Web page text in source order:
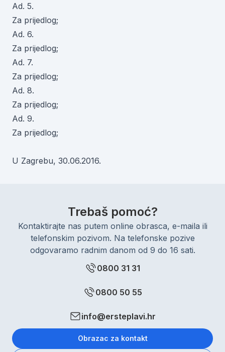
Ad. 5.
Za prijedlog;
Ad. 6.
Za prijedlog;
Ad. 7.
Za prijedlog;
Ad. 8.
Za prijedlog;
Ad. 9.
Za prijedlog;
U Zagrebu, 30.06.2016.
Trebaš pomoć?
Kontaktirajte nas putem online obrasca, e-maila ili
telefonskim pozivom. Na telefonske pozive
odgovaramo radnim danom od 9 do 16 sati.
0800 31 31
0800 50 55
info@ersteplavi.hr
Obrazac za kontakt